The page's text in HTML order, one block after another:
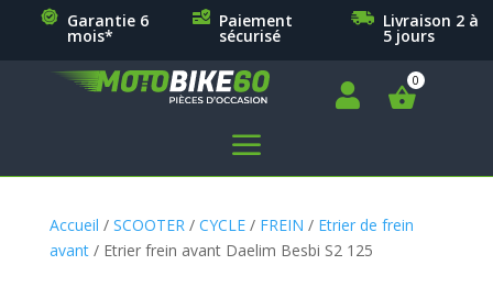
Garantie 6
mois*
Paiement
sécurisé
Livraison 2 à
5 jours

a
Accueil / SCOOTER / CYCLE/ FREIN / Etrier de frein
avant/ Etrier frein avant Daelim Besbi S2 125